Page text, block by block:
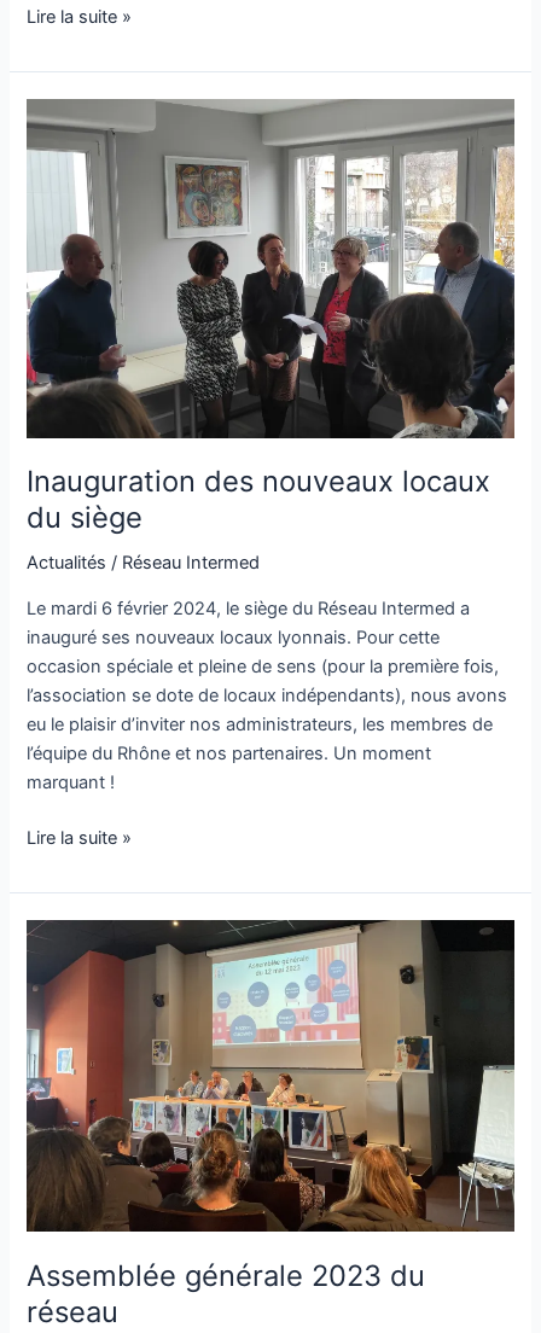
Lire la suite »
Inauguration des nouveaux locaux
du siège
Actualités / Réseau Intermed
Le mardi 6 février 2024, le siège du Réseau Intermed a
inauguré ses nouveaux locaux lyonnais. Pour cette
occasion spéciale et pleine de sens (pour la première fois,
l’association se dote de locaux indépendants), nous avons
eu le plaisir d’inviter nos administrateurs, les membres de
l’équipe du Rhône et nos partenaires. Un moment
marquant !
Inauguration
nouveaux
siège
Lire la suite »
Assemblée générale 2023 du
réseau
Assemblée
générale
2023
du
réseau